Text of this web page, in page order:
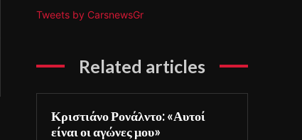
Tweets by CarsnewsGr
Related articles
Κριστιάνο Ρονάλντο: «Αυτοί
είναι οι αγώνες μου»